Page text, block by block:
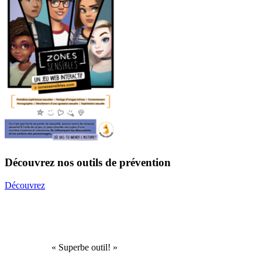
Découvrez nos outils de prévention
Découvrez
« Superbe outil! »